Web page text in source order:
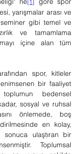
[1]
yarışmalar arası ve
gibi temel ve
ve tamamlama
içine alan tüm
spor, kitleler
bir faaliyet
bedensel
sosyal ve ruhsal
önlemede, boş
en kolay,
sonuca ulaştıran bir
Toplumsal